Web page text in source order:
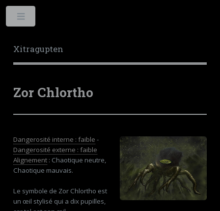
Xitragupten
Zor Chlortho
Dangerosité interne : faible -
Dangerosité externe : faible
Alignement: Chaotique neutre,
Chaotique mauvais.
Le symbole de Zor Chlortho est
un œil stylisé qui a dix pupilles,